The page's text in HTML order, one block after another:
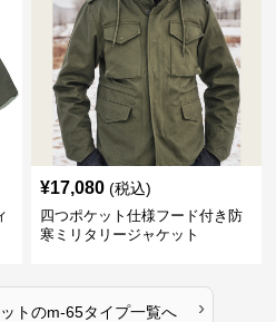
¥17,080 (税込)
四つポケット仕様フード付き防
寒ミリタリージャケット
トのm-65タイプ一覧へ ›